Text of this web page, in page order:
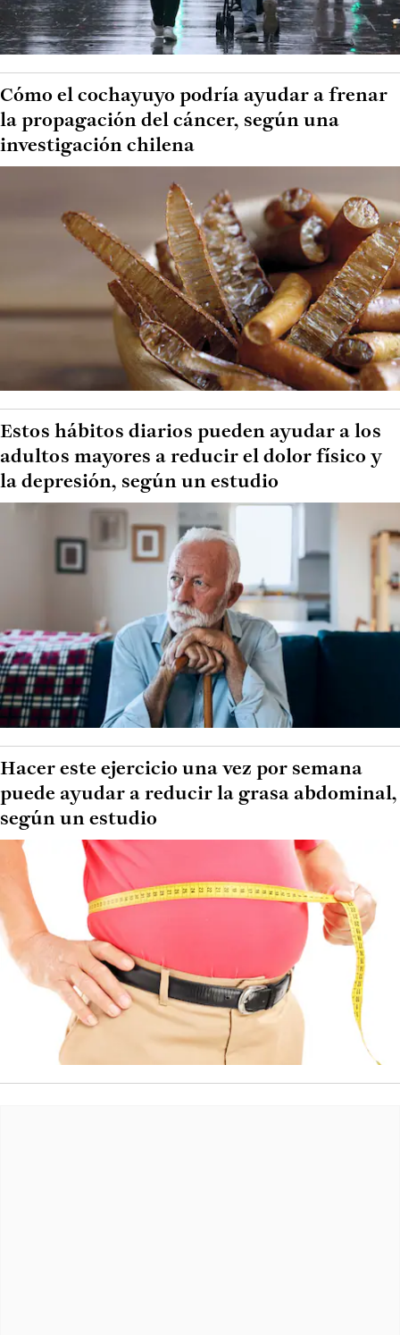
Cómo el cochayuyo podría ayudar a frenar
la propagación del cáncer, según una
investigación chilena
Estos hábitos diarios pueden ayudar a los
adultos mayores a reducir el dolor físico y
la depresión, según un estudio
Hacer este ejercicio una vez por semana
puede ayudar a reducir la grasa abdominal,
según un estudio